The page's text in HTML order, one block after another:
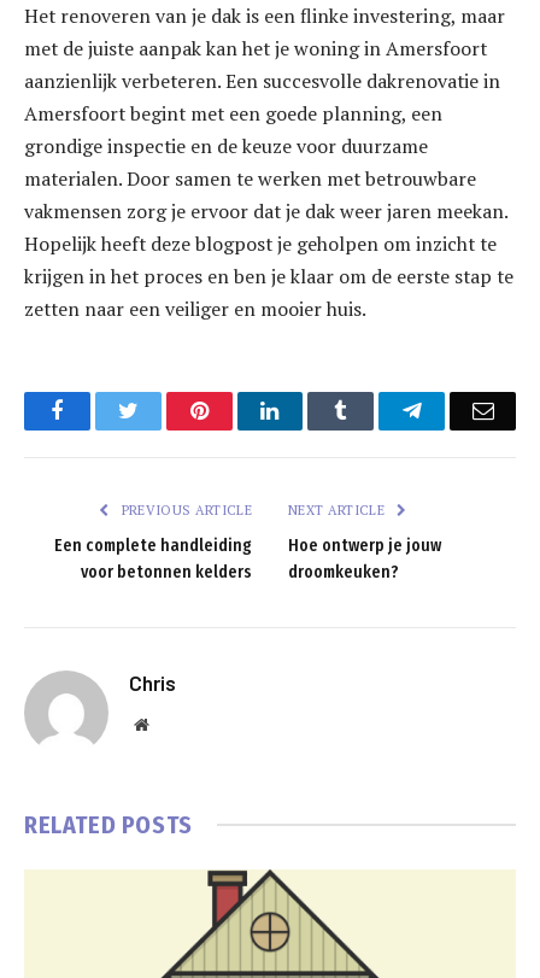
Het renoveren van je dak is een flinke investering, maar
met de juiste aanpak kan het je woning in Amersfoort
aanzienlijk verbeteren. Een succesvolle dakrenovatie in
Amersfoort begint met een goede planning, een
grondige inspectie en de keuze voor duurzame
materialen. Door samen te werken met betrouwbare
vakmensen zorg je ervoor dat je dak weer jaren meekan.
Hopelijk heeft deze blogpost je geholpen om inzicht te
krijgen in het proces en ben je klaar om de eerste stap te
zetten naar een veiliger en mooier huis.
FacebookTwitter PinterestLinkedIn Tumblr Telegram
PREVIOUS ARTICLE
Een complete handleiding
voor betonnen kelders
NEXT ARTICLE
Hoe ontwerp je jouw
droomkeuken?
Chris
Website
RELATED POSTS